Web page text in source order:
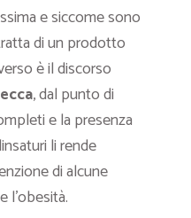
e siccome sono
di un prodotto
è il discorso
, dal punto di
e la presenza
li rende
di alcune
l’obesità.